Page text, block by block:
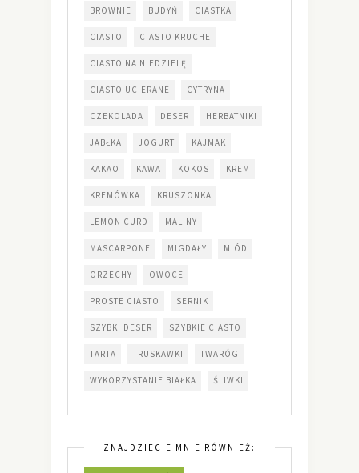
BROWNIE BUDYŃ CIASTKA
CIASTO CIASTO KRUCHE
CIASTO NA NIEDZIELĘ
CIASTO UCIERANE CYTRYNA
CZEKOLADA DESER HERBATNIKI
JABŁKA JOGURT KAJMAK
KAKAO KAWA KOKOS KREM
KREMÓWKA KRUSZONKA
LEMON CURD MALINY
MASCARPONE MIGDAŁY MIÓD
ORZECHY OWOCE
PROSTE CIASTO SERNIK
SZYBKI DESER SZYBKIE CIASTO
TARTA TRUSKAWKI TWARÓG
WYKORZYSTANIE BIAŁKA ŚLIWKI
ZNAJDZIECIE MNIE RÓWNIEŻ: